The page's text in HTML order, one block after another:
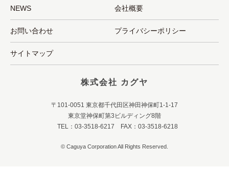
NEWS 会社概要
お問い合わせ プライバシーポリシー
サイトマップ
株式会社 カグヤ
〒101-0051 東京都千代田区神田神保町1-1-17
東京堂神保町第3ビルディング8階
TEL：03-3518-6217 FAX：03-3518-6218
© Caguya Corporation All Rights Reserved.